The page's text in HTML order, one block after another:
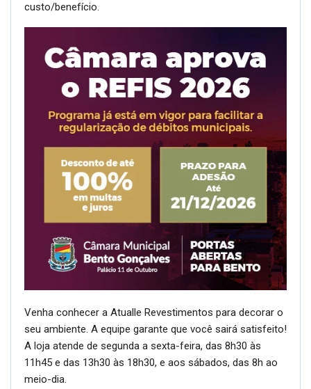
custo/benefício.
Venha conhecer a Atualle Revestimentos para decorar o
seu ambiente. A equipe garante que você sairá satisfeito!
A loja atende de segunda a sexta-feira, das 8h30 às
11h45 e das 13h30 às 18h30, e aos sábados, das 8h ao
meio-dia.